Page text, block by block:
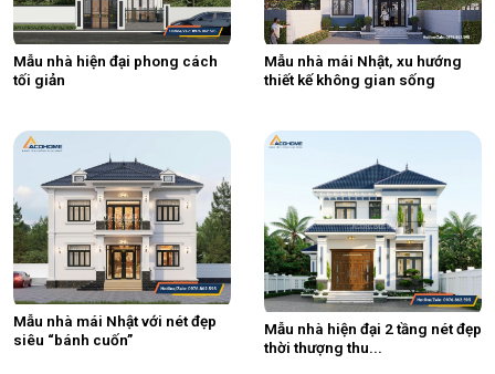
Mẫu nhà hiện đại phong cách
tối giản
Mẫu nhà mái Nhật, xu hướng
thiết kế không gian sống
Mẫu nhà mái Nhật với nét đẹp
siêu “bánh cuốn”
Mẫu nhà hiện đại 2 tầng nét đẹp
thời thượng thu...